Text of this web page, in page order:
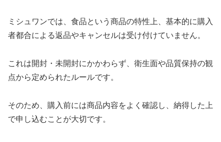
ミシュワンでは、食品という商品の特性上、基本的に購入
者都合による返品やキャンセルは受け付けていません。
これは開封・未開封にかかわらず、衛生面や品質保持の観
点から定められたルールです。
そのため、購入前には商品内容をよく確認し、納得した上
で申し込むことが大切です。